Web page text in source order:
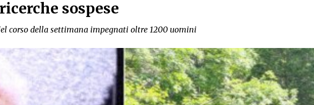
sospese
corso della settimana impegnati oltre 1200 uomini